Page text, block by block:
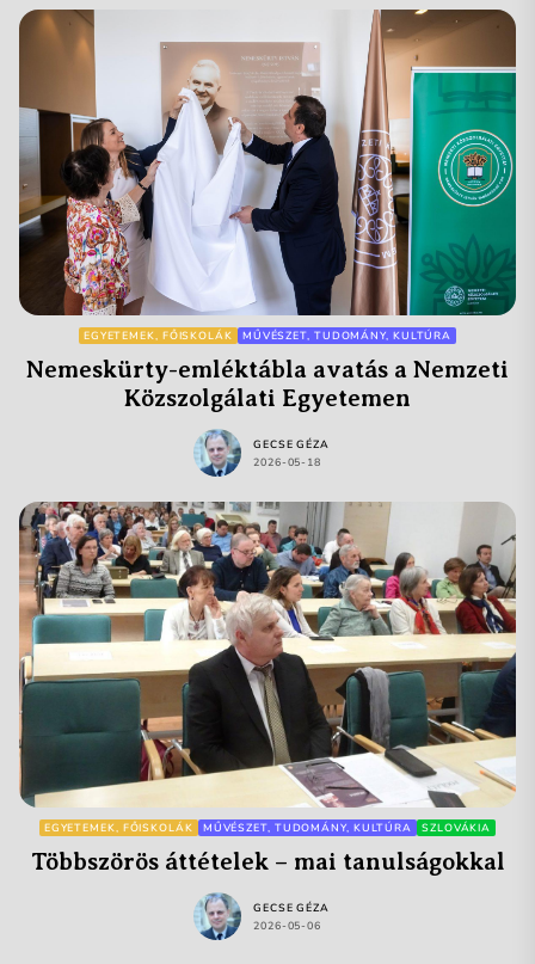
EGYETEMEK, FŐISKOLÁK MŰVÉSZET, TUDOMÁNY, KULTÚRA
Nemeskürty-emléktábla avatás a Nemzeti
Közszolgálati Egyetemen
GECSE GÉZA
2026-05-18
EGYETEMEK, FŐISKOLÁK MŰVÉSZET, TUDOMÁNY, KULTÚRA SZLOVÁKIA
Többszörös áttételek – mai tanulságokkal
GECSE GÉZA
2026-05-06